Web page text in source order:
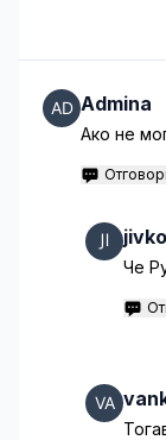
Admina
Ако не
Че